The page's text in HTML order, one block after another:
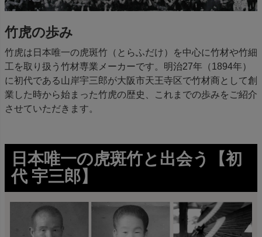
竹虎の歩み
竹虎は日本唯一の虎斑竹（とらふだけ）を中心に竹材や竹細
工を取り扱う竹材専業メーカーです。明治27年（1894年）
に初代である山岸宇三郎が大阪市天王寺区で竹材商として創
業した時から始まった竹虎の歴史、これまでの歩みをご紹介
させていただきます。
日本唯一の虎斑竹と出会う【初
代 宇三郎】